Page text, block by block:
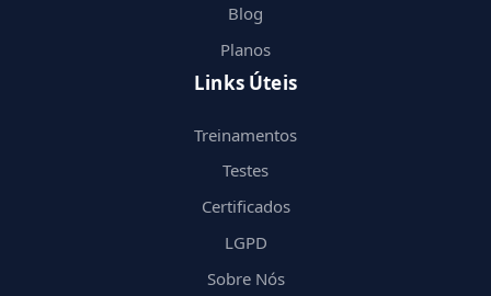
Blog
Planos
Links Úteis
Treinamentos
Testes
Certificados
LGPD
Sobre Nós